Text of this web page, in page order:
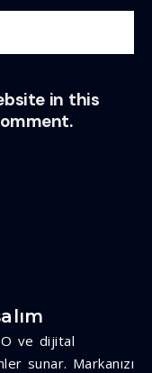
in this
ve dijital
sunar. Markanızı